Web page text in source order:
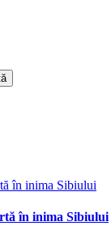
în inima Sibiului